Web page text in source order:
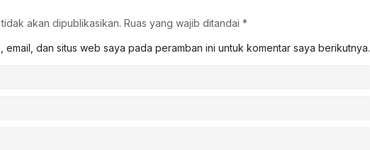
akan dipublikasikan. Ruas yang wajib ditandai *
email, dan situs web saya pada peramban ini untuk komentar saya berikutnya.